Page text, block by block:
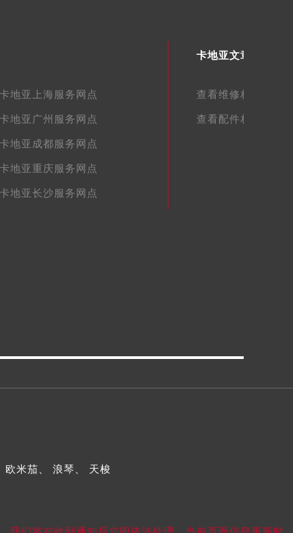
卡地亚上海服务网点
卡地亚广州服务网点
卡地亚成都服务网点
卡地亚重庆服务网点
卡地亚长沙服务网点
卡地亚文章库
查看维修相关文章
查看配件相关文章
欧米茄、 浪琴、
天梭